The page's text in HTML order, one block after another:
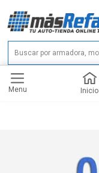
Menu Inicio